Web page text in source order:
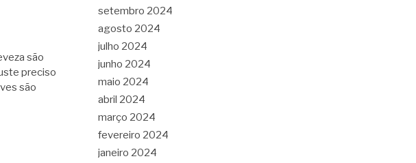
são
preciso
são
setembro 2024
agosto 2024
julho 2024
junho 2024
maio 2024
abril 2024
março 2024
fevereiro 2024
janeiro 2024